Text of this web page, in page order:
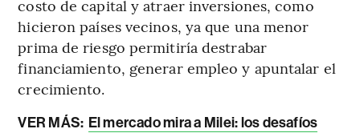
costo de capital y atraer inversiones, como
hicieron países vecinos, ya que una menor
prima de riesgo permitiría destrabar
financiamiento, generar empleo y apuntalar el
crecimiento.
VER MÁS: El mercado mira a Milei: los desafíos